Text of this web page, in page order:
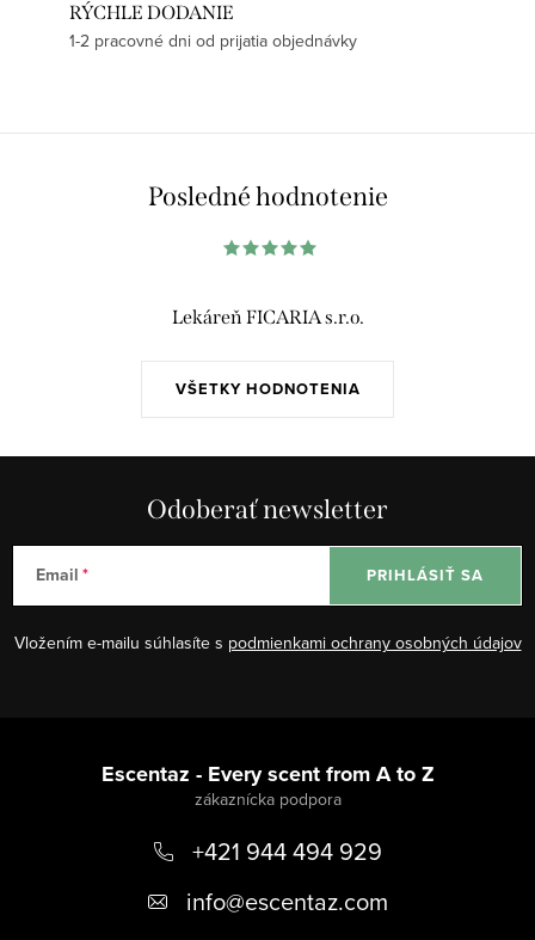
RÝCHLE DODANIE
1-2 pracovné dni od prijatia objednávky
Posledné hodnotenie
VŠETKY HODNOTENIA
Lekáreň FICARIA s.r.o.
Odoberať newsletter
Email
Vložením e-mailu súhlasíte s podmienkami ochrany osobných údajov
PRIHLÁSIŤ SA
Escentaz - Every scent from A to Z
+421 944 494 929
info@escentaz.com